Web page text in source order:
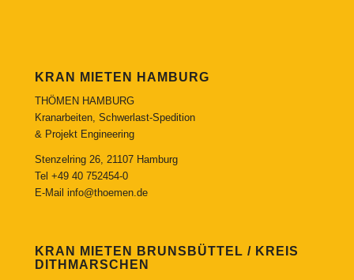
KRAN MIETEN HAMBURG
THÖMEN HAMBURG
Kranarbeiten, Schwerlast-Spedition
& Projekt Engineering
Stenzelring 26, 21107 Hamburg
Tel +49 40 752454-0
E-Mail info@thoemen.de
KRAN MIETEN BRUNSBÜTTEL / KREIS
DITHMARSCHEN